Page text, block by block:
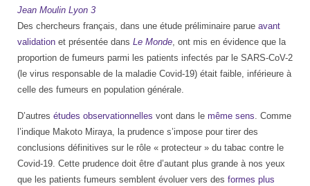
Jean Moulin Lyon 3
Des chercheurs français, dans une étude préliminaire parue avant
validation et présentée dans Le Monde, ont mis en évidence que la
proportion de fumeurs parmi les patients infectés par le SARS-CoV-2
(le virus responsable de la maladie Covid-19) était faible, inférieure à
celle des fumeurs en population générale.
D’autres études observationnelles vont dans le même sens. Comme
l’indique Makoto Miraya, la prudence s’impose pour tirer des
conclusions définitives sur le rôle « protecteur » du tabac contre le
Covid-19. Cette prudence doit être d’autant plus grande à nos yeux
que les patients fumeurs semblent évoluer vers des formes plus